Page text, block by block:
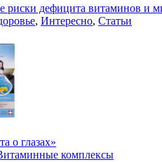
риски дефицита витаминов и
, Интересно, Статьи
о глазах»
комплексы